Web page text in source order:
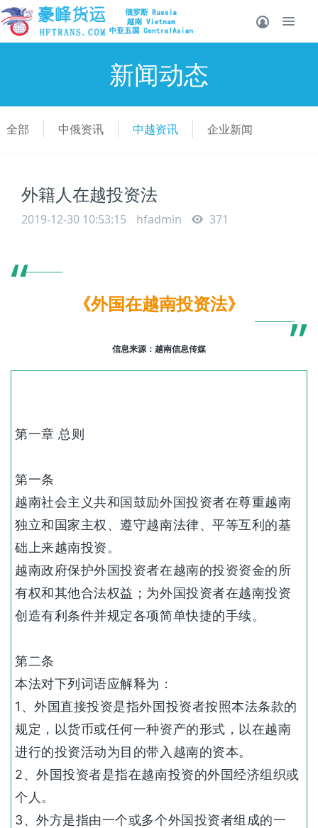
新闻动态
全部 中俄资讯 中越资讯 企业新闻
外籍人在越投资法
2019-12-30 10:53:15 hfadmin 371
“ 《外国在越南投资法》
”
信息来源：越南信息传媒
第一章 总则
第一条
越南社会主义共和国鼓励外国投资者在尊重越南
独立和国家主权、遵守越南法律、平等互利的基
础上来越南投资。
越南政府保护外国投资者在越南的投资资金的所
有权和其他合法权益；为外国投资者在越南投资
创造有利条件并规定各项简单快捷的手续。
第二条
本法对下列词语应解释为：
1、外国直接投资是指外国投资者按照本法条款的
规定，以货币或任何一种资产的形式，以在越南
进行的投资活动为目的带入越南的资本。
2、外国投资者是指在越南投资的外国经济组织或
个人。
3、外方是指由一个或多个外国投资者组成的一